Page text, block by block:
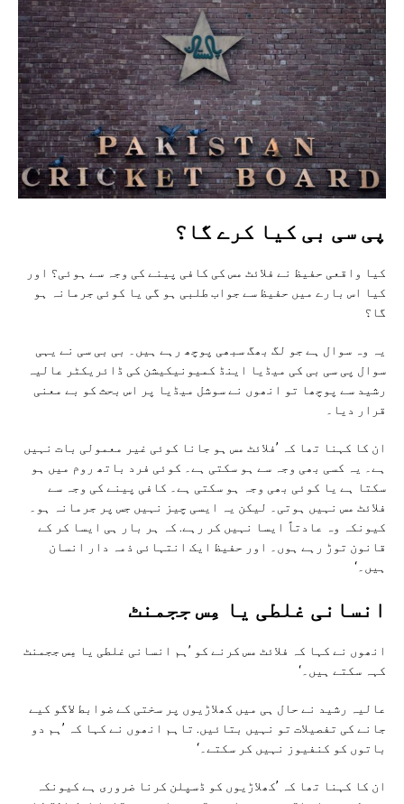
پی سی بی کیا کرے گا؟
کیا واقعی حفیظ نے فلائٹ مس کی کافی پینے کی وجہ سے ہوئی؟ اور
کیا اس بارے میں حفیظ سے جواب طلبی ہو گی یا کوئی جرمانہ ہو
گا؟
یہ وہ سوال ہے جو لگ بھگ سبھی پوچھ رہے ہیں۔ بی بی سی نے یہی
سوال پی سی بی کی میڈیا اینڈ کمیونیکیشن کی ڈائریکٹر عالیہ
رشید سے پوچھا تو انھوں نے سوشل میڈیا پر اس بحث کو بے معنی
قرار دیا۔
ان کا کہنا تھا کہ ’فلائٹ مس ہو جانا کوئی غیر معمولی بات نہیں
ہے۔ یہ کسی بھی وجہ سے ہو سکتی ہے۔ کوئی فرد باتھ روم میں ہو
سکتا ہے یا کوئی بھی وجہ ہو سکتی ہے۔ کافی پینے کی وجہ سے
فلائٹ مس نہیں ہوتی۔ لیکن یہ ایسی چیز نہیں جس پر جرمانہ ہو۔
کیونکہ وہ عادتاً ایسا نہیں کر رہے. کہ ہر بار ہی ایسا کر کے
قانون توڑ رہے ہوں۔ اور حفیظ ایک انتہائی ذمہ دار انسان
ہیں۔‘
انسانی غلطی یا مِس ججمنٹ
انھوں نے کہا کہ فلائٹ مس کرنے کو ’ہم انسانی غلطی یا مِس ججمنٹ
کہہ سکتے ہیں۔‘
عالیہ رشید نے حال ہی میں کھلاڑیوں پر سختی کے ضوابط لاگو کیے
جانے کی تفصیلات تو نہیں بتائیں. تاہم انھوں نے کہا کہ ’ہم دو
باتوں کو کنفیوز نہیں کر سکتے۔‘
ان کا کہنا تھا کہ ’کھلاڑیوں کو ڈسپلن کرنا ضروری ہے کیونکہ